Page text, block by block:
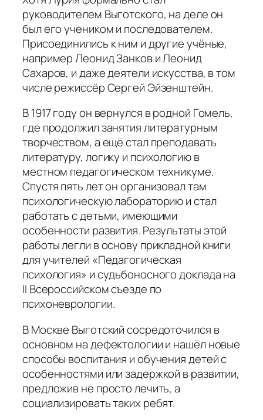
руководителем Выготского, на деле он
был его учеником и последователем.
Присоединились к ним и другие учёные,
например Леонид Занков и Леонид
Сахаров, и даже деятели искусства, в том
числе режиссёр Сергей Эйзенштейн.
В 1917 году он вернулся в родной Гомель,
где продолжил занятия литературным
творчеством, а ещё стал преподавать
литературу, логику и психологию в
местном педагогическом техникуме.
Спустя пять лет он организовал там
психологическую лабораторию и стал
работать с детьми, имеющими
особенности развития. Результаты этой
работы легли в основу прикладной книги
для учителей «Педагогическая
психология» и судьбоносного доклада на
II Всероссийском съезде по
психоневрологии.
В Москве Выготский сосредоточился в
основном на дефектологии и нашёл новые
способы воспитания и обучения детей с
особенностями или задержкой в развитии,
предложив не просто лечить, а
социализировать таких ребят.